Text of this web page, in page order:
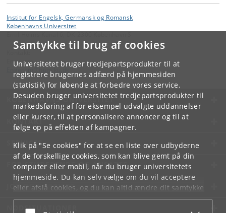
Samtykke til brug af cookies
Universitetet bruger tredjepartsprodukter til at
registrere brugernes adfærd på hjemmesiden
(statistik) for løbende at forbedre vores service.
Desuden bruger universitetet tredjepartsprodukter til
markedsføring af for eksempel udvalgte uddannelser
eller kurser, til at personalisere annoncer og til at
følge op på effekten af kampagner.
Klik på "Se cookies" for at se en liste over udbyderne
af de forskellige cookies, som kan blive gemt på din
computer eller mobil, når du bruger universitetets
hjemmeside. Du kan selv vælge om du vil acceptere
eller afslå cookies, og du kan altid ændre dit samtykke
underCookie- og privatlivspolitiksom du finder i
bunden af hver side.
Institut for Engelsk, Germansk og Romansk
Københavns Universitet
Engerom
KØBENHAVNS UNIVERSITET
KONTAKT
SERVICES
FOR STUDERENDE OG ANSATTE
JOB OG KARRIERE
NØDSITUATIONER